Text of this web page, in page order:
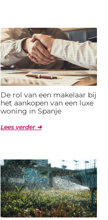
De rol van een makelaar bij
het aankopen van een luxe
woning in Spanje
Lees verder ➜